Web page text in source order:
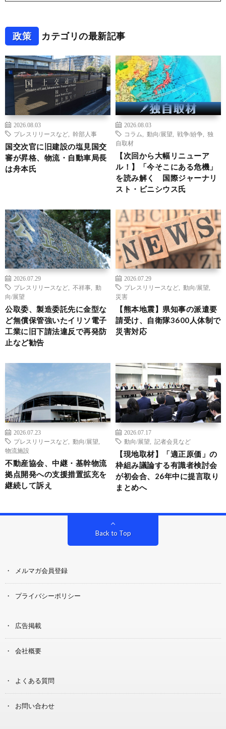
政策 カテゴリの最新記事
2026.08.03
プレスリリースなど
幹部人事
国交次官に旧建設の塩見国交
審が昇格、物流・自動車局長
は舟本氏
2026.08.03
コラム
動向/展望 戦争/紛争
独
自取材
【次回から大幅リニューア
ル！】「今そこにある危機」
を読み解く 国際ジャーナリ
スト・ビニシウス氏
2026.07.29
プレスリリースなど
不祥事
動
向/展望
公取委、製造委託先に金型な
ど無償保管強いたイリソ電子
工業に旧下請法違反で再発防
止など勧告
2026.07.29
プレスリリースなど
動向/展望
災害
【熊本地震】県知事の派遣要
請受け、自衛隊3600人体制で
災害対応
2026.07.23
プレスリリースなど
動向/展望
物流施設
不動産協会、中継・基幹物流
拠点開発への支援措置拡充を
継続して訴え
2026.07.17
動向/展望
記者会見など
【現地取材】「適正原価」の
枠組み議論する有識者検討会
が初会合、26年中に提言取り
まとめへ
Back to Top
メルマガ会員登録
プライバシーポリシー
広告掲載
会社概要
よくある質問
お問い合わせ